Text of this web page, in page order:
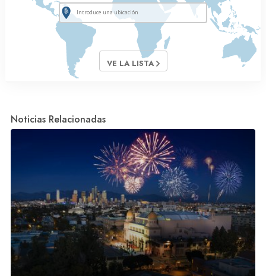
VE LA LISTA
Noticias Relacionadas